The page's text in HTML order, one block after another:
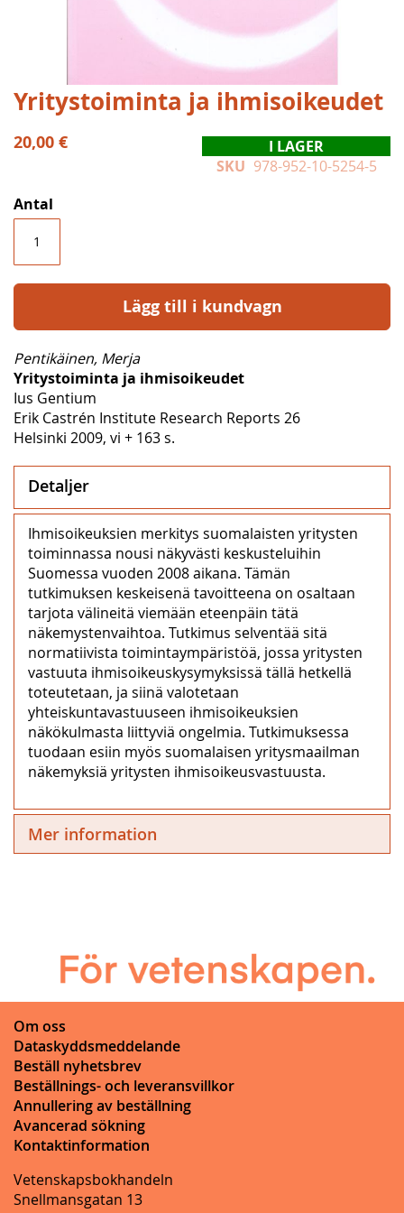
Hoppa
till
början
av
Yritystoiminta ja ihmisoikeudet
20,00 €
I LAGER
SKU 978-952-10-5254-5
Antal
Lägg till i kundvagn
Pentikäinen, Merja
Yritystoiminta ja ihmisoikeudet
Ius Gentium
Erik Castrén Institute Research Reports 26
Helsinki 2009, vi + 163 s.
Detaljer
Ihmisoikeuksien merkitys suomalaisten yritysten
toiminnassa nousi näkyvästi keskusteluihin
Suomessa vuoden 2008 aikana. Tämän
tutkimuksen keskeisenä tavoitteena on osaltaan
tarjota välineitä viemään eteenpäin tätä
näkemystenvaihtoa. Tutkimus selventää sitä
normatiivista toimintaympäristöä, jossa yritysten
vastuuta ihmisoikeuskysymyksissä tällä hetkellä
toteutetaan, ja siinä valotetaan
yhteiskuntavastuuseen ihmisoikeuksien
näkökulmasta liittyviä ongelmia. Tutkimuksessa
tuodaan esiin myös suomalaisen yritysmaailman
näkemyksiä yritysten ihmisoikeusvastuusta.
Mer information
Om oss
Dataskyddsmeddelande
Beställ nyhetsbrev
Beställnings- och leveransvillkor
Annullering av beställning
Avancerad sökning
Kontaktinformation
Vetenskapsbokhandeln
Snellmansgatan 13